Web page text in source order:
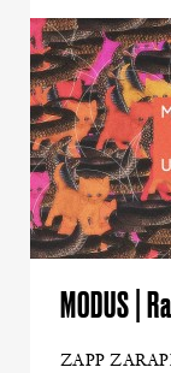
MODUS |
ZAPP